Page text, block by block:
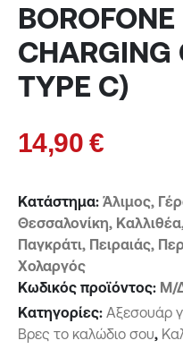
CHARGING
TYPE C)
14,90€
Κατάστημα: Άλιμος,
Θεσσαλονίκη,
Παγκράτι, Πειραιάς,
Χολαργός
Κωδικός προϊόντος: Μ/
Κατηγορίες: Αξεσουάρ
Βρες το καλώδιο σου,